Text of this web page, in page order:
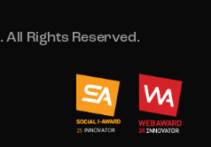
All Rights Reserved.